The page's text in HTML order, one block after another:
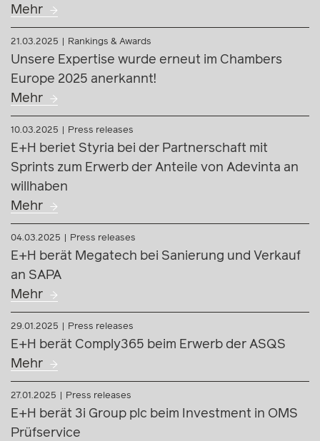
Mehr
21.03.2025 Rankings & Awards
Unsere Expertise wurde erneut im Chambers
Europe 2025 anerkannt!
Mehr
10.03.2025 Press releases
E+H beriet Styria bei der Partnerschaft mit
Sprints zum Erwerb der Anteile von Adevinta an
willhaben
Mehr
04.03.2025 Press releases
E+H berät Megatech bei Sanierung und Verkauf
an SAPA
Mehr
29.01.2025 Press releases
E+H berät Comply365 beim Erwerb der ASQS
Mehr
27.01.2025 Press releases
E+H berät 3i Group plc beim Investment in OMS
Prüfservice